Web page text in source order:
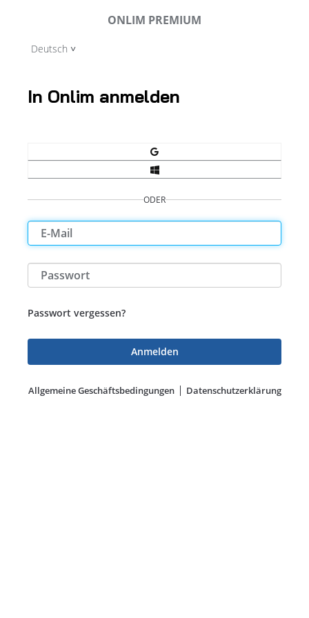
ONLIM PREMIUM
Deutsch
In Onlim anmelden
ODER
Passwort vergessen?
Allgemeine Geschäftsbedingungen Datenschutzerklärung